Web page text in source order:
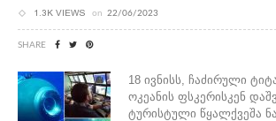
1.3K VIEWS on 22/06/2023
SHARE
18 ივნისს, ჩაძირული
ოკეანის ფსკერისკენ
ტურისტული წყალქვეშა